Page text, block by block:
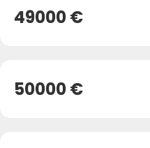
49000 €
50000 €